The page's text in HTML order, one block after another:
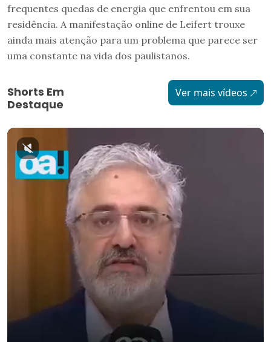
frequentes quedas de energia que enfrentou em sua
residência. A manifestação online de Leifert trouxe
ainda mais atenção para um problema que parece ser
uma constante na vida dos paulistanos.
Shorts Em
Destaque
Ver mais vídeos